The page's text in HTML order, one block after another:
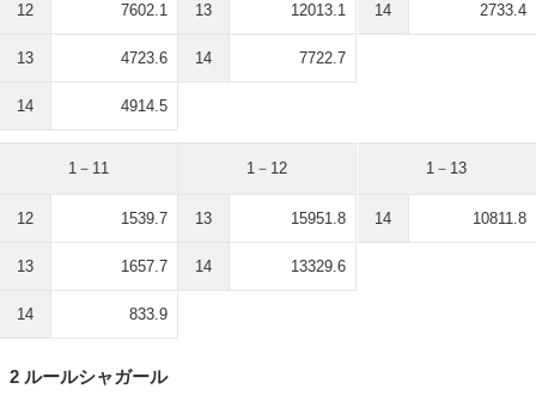
12 7602.1
13 4723.6
14 4914.5
13 12013.1
14 7722.7
14 2733.4
1－11
12 1539.7
13 1657.7
14 833.9
1－12
13 15951.8
14 13329.6
1－13
14 10811.8
2 ルールシャガール